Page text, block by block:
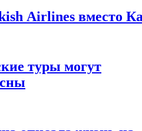
Airlines вместо
туры могут